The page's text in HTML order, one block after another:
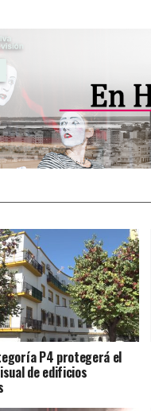
P4 protegerá el
de edificios